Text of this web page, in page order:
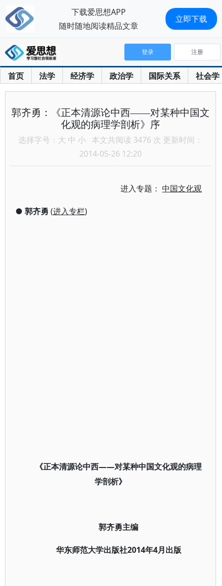
首页 法学 经济学 政治学 国际关系 社会学
登录 注册
郭齐勇：《正本清源论中西——对某种中国文
化观的病理学剖析》序
选择字号： 大 中 小 本文共阅读 3476 次 更新时间：
2014-05-26 12:20
进入专题：中国文化观
● 郭齐勇 (进入专栏)
《正本清源论中西——对某种中国文化观的病理
学剖析》
郭齐勇主编
华东师范大学出版社2014年4月出版
下载爱思想APP
随时随地阅读精品文章
立即下载